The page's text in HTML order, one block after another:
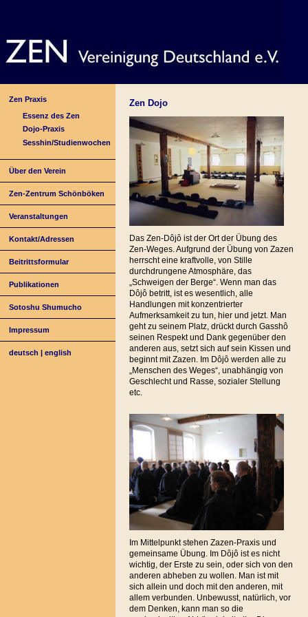
Zen Praxis
Essenz des Zen
Dojo-Praxis
Sesshin/Studienwochen
Über den Verein
Zen-Zentrum Schönböken
Veranstaltungen
Kontakt/Adressen
Beitrittsformular
Publikationen
Sotoshu Shumucho
Impressum
deutsch |english
Zen Dojo
Das Zen-Dôjô ist der Ort der Übung des
Zen-Weges. Aufgrund der Übung von Zazen
herrscht eine kraftvolle, von Stille
durchdrungene Atmosphäre, das
„Schweigen der Berge“. Wenn man das
Dôjô betritt, ist es wesentlich, alle
Handlungen mit konzentrierter
Aufmerksamkeit zu tun, hier und jetzt. Man
geht zu seinem Platz, drückt durch Gasshô
seinen Respekt und Dank gegenüber den
anderen aus, setzt sich auf sein Kissen und
beginnt mit Zazen. Im Dôjô werden alle zu
„Menschen des Weges“, unabhängig von
Geschlecht und Rasse, sozialer Stellung
etc.
Im Mittelpunkt stehen Zazen-Praxis und
gemeinsame Übung. Im Dôjô ist es nicht
wichtig, der Erste zu sein, oder sich von den
anderen abheben zu wollen. Man ist mit
sich allein und doch mit den anderen, mit
allem verbunden. Unbewusst, natürlich, vor
dem Denken, kann man so die